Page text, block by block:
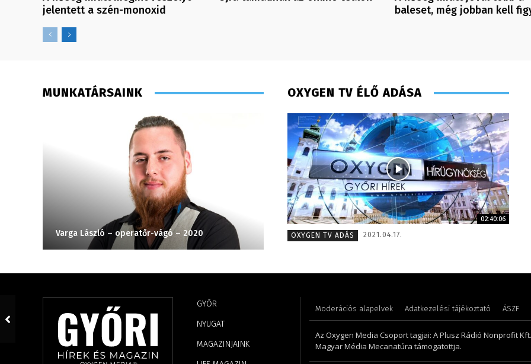
jelentett a szén-monoxid
baleset, még jobban kell
MUNKATÁRSAINK
Varga László – operatőr-vágó – 2020 Torma Anikó – irodavezető – 2008
OXYGEN TV ÉLŐ ADÁSA
02:40:06
OXYGEN TV ADÁS
2021.04.17.
GYŐR
NYUGAT
MAGAZINJAINK
Moderációs alapelvek Adatkezelési tájékoztató ÁSZF
Az Oxygen Media Csoport tagjai: A Plusz Rádió Nonprofit
Magyar Média Mecanatúra támogatottja.